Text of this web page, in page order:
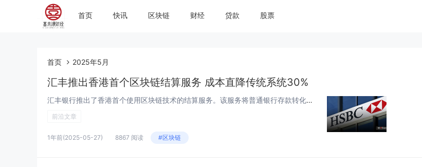
首页 快讯 区块链 财经 贷款 股票
首页 2025年5月
汇丰推出香港首个区块链结算服务 成本直降传统系统30%
‍汇丰银行推出了香港首个使用区块链技术的结算服务。该服务将普通银行存款转化为数字通证，这意味着企业几乎可以即时转移资金。据汇丰银行全球支付解决方案部门国内及新兴支付业务全球主管刘易斯・孙（Lewis Sun）称，与传统系统相比，这种支付方式...
前沿文章
1年前(2025-05-27) 8867 阅读 #区块链